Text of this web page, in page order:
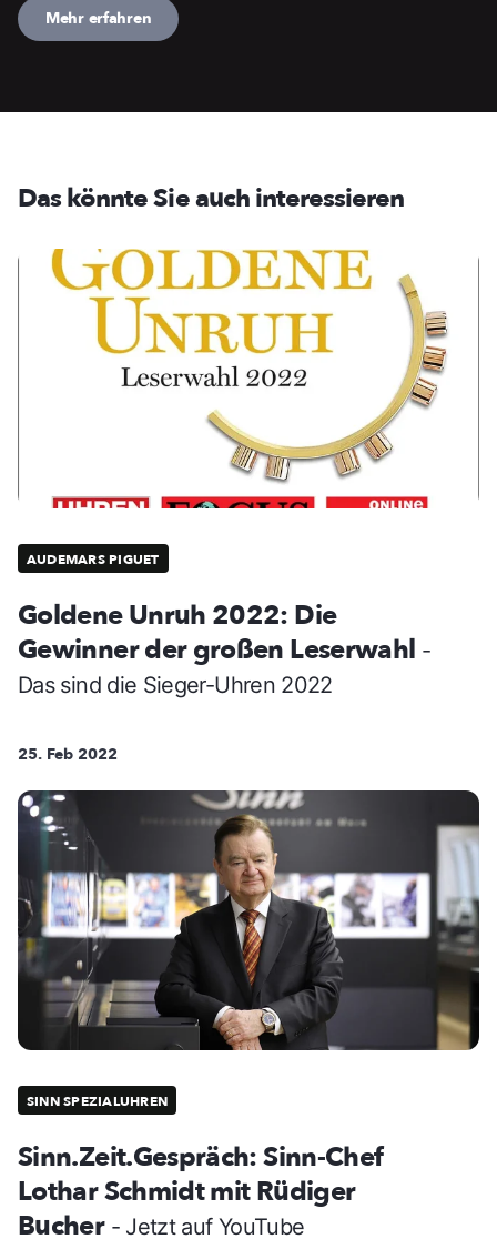
Mehr erfahren
Das könnte Sie auch interessieren
AUDEMARS PIGUET
Goldene Unruh 2022: Die
Gewinner der großen Leserwahl -
Das sind die Sieger-Uhren 2022
25. Feb 2022
SINN SPEZIALUHREN
Sinn.Zeit.Gespräch: Sinn-Chef
Lothar Schmidt mit Rüdiger
Bucher - Jetzt auf YouTube